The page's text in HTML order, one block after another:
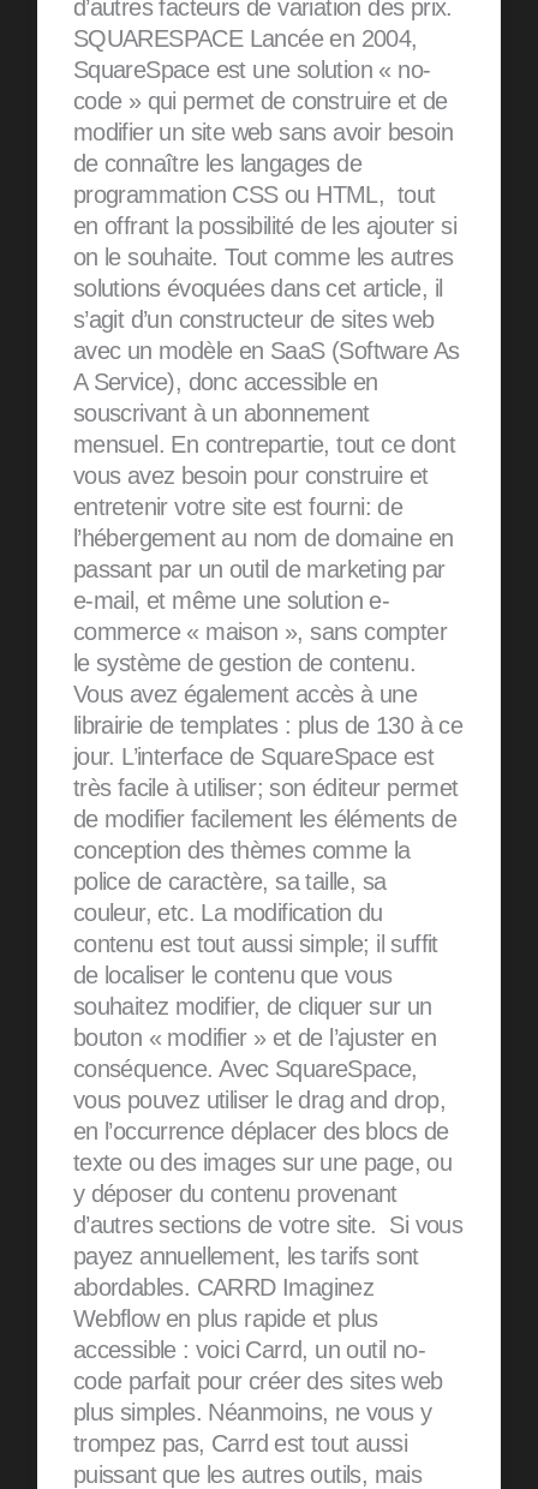
d’autres facteurs de variation des prix.
SQUARESPACE Lancée en 2004,
SquareSpace est une solution « no-
code » qui permet de construire et de
modifier un site web sans avoir besoin
de connaître les langages de
programmation CSS ou HTML, tout
en offrant la possibilité de les ajouter si
on le souhaite. Tout comme les autres
solutions évoquées dans cet article, il
s’agit d’un constructeur de sites web
avec un modèle en SaaS (Software As
A Service), donc accessible en
souscrivant à un abonnement
mensuel. En contrepartie, tout ce dont
vous avez besoin pour construire et
entretenir votre site est fourni: de
l’hébergement au nom de domaine en
passant par un outil de marketing par
e-mail, et même une solution e-
commerce « maison », sans compter
le système de gestion de contenu.
Vous avez également accès à une
librairie de templates : plus de 130 à ce
jour. L’interface de SquareSpace est
très facile à utiliser; son éditeur permet
de modifier facilement les éléments de
conception des thèmes comme la
police de caractère, sa taille, sa
couleur, etc. La modification du
contenu est tout aussi simple; il suffit
de localiser le contenu que vous
souhaitez modifier, de cliquer sur un
bouton « modifier » et de l’ajuster en
conséquence. Avec SquareSpace,
vous pouvez utiliser le drag and drop,
en l’occurrence déplacer des blocs de
texte ou des images sur une page, ou
y déposer du contenu provenant
d’autres sections de votre site. Si vous
payez annuellement, les tarifs sont
abordables. CARRD Imaginez
Webflow en plus rapide et plus
accessible : voici Carrd, un outil no-
code parfait pour créer des sites web
plus simples. Néanmoins, ne vous y
trompez pas, Carrd est tout aussi
puissant que les autres outils, mais